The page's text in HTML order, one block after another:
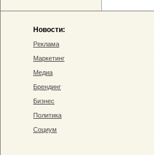
Новости:
Реклама
Маркетинг
Медиа
Брендинг
Бизнес
Политика
Социум